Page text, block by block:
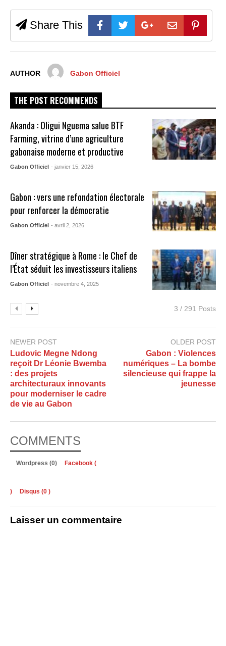
Share This
AUTHOR Gabon Officiel
THE POST RECOMMENDS
Akanda : Oligui Nguema salue BTF
Farming, vitrine d’une agriculture
gabonaise moderne et productive
Gabon Officiel - janvier 15, 2026
Gabon : vers une refondation électorale
pour renforcer la démocratie
Gabon Officiel - avril 2, 2026
Dîner stratégique à Rome : le Chef de
l’État séduit les investisseurs italiens
Gabon Officiel - novembre 4, 2025
3 / 291 Posts
NEWER POST
Ludovic Megne Ndong
reçoit Dr Léonie Bwemba
: des projets
architecturaux innovants
pour moderniser le cadre
de vie au Gabon
OLDER POST
Gabon : Violences
numériques – La bombe
silencieuse qui frappe la
jeunesse
COMMENTS
Wordpress (0) Facebook (
) Disqus (0 )
Laisser un commentaire